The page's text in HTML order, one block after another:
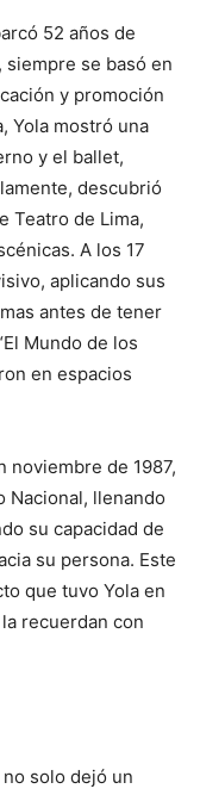
52 años de
se basó en
y promoción
Yola mostró una
y el ballet,
descubrió
Teatro de Lima,
A los 17
aplicando sus
antes de tener
Mundo de los
en espacios
noviembre de 1987,
Nacional, llenando
su capacidad de
su persona. Este
que tuvo Yola en
recuerdan con
no solo dejó un